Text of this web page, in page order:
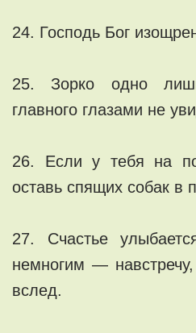
24. Господь Бог
25. Зорко одно
главного глазами не
26. Если у тебя на
оставь спящих собак в
27. Счастье
немногим —
вслед.